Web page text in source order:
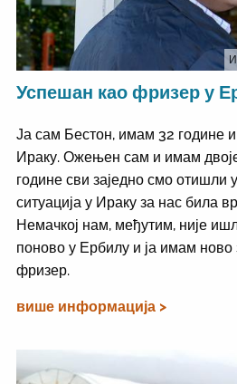
Успешан као фризер у
Ја сам Бестон, имам 32 године
Ираку. Ожењен сам и имам
године сви заједно смо отишли
ситуација у Ираку за нас била
Немачкој нам, међутим, није
поново у Ербилу и ја имам
фризер.
више информација >